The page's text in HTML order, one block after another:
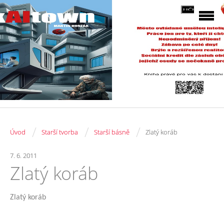
Úvod / Starší tvorba / Starší básně / Zlatý koráb
7. 6. 2011
Zlatý koráb
Zlatý koráb